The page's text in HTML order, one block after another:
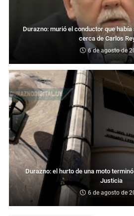
Durazno: murió el conductor que
cerca de Carlos
6 de agosto de
Durazno: el hurto de una moto
Justicia
6 de agosto de